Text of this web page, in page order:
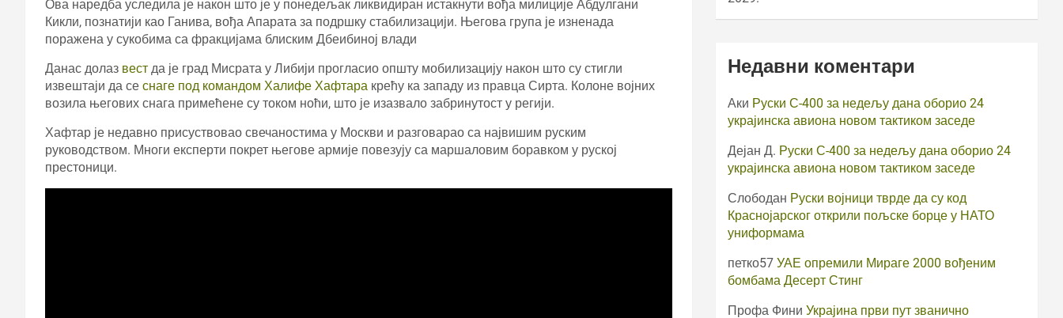
Ова наредба уследила је након што је у понедељак ликвидиран истакнути вођа милиције Абдулгани
Кикли, познатији као Ганива, вођа Апарата за подршку стабилизацији. Његова група је изненада
поражена у сукобима са фракцијама блиским Дбеибиној влади
Данас долаз вест да је град Мисрата у Либији прогласио општу мобилизацију након што су стигли
извештаји да се снаге под командом Халифе Хафтара крећу ка западу из правца Сирта. Колоне војних
возила његових снага примећене су током ноћи, што је изазвало забринутост у регији.
Хафтар је недавно присуствовао свечаностима у Москви и разговарао са највишим руским
руководством. Многи експерти покрет његове армије повезују са маршаловим боравком у руској
престоници.
Недавни коментари
Аки Руски С-400 за недељу дана оборио 24
украјинска авиона новом тактиком заседе
Дејан Д. Руски С-400 за недељу дана оборио 24
украјинска авиона новом тактиком заседе
Слободан Руски војници тврде да су код
Краснојарског открили пољске борце у НАТО
униформама
петко57 УАЕ опремили Мираге 2000 вођеним
бомбама Десерт Стинг
Профа Фини Украјина први пут званично